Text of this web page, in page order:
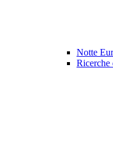
Notte
Ricerche